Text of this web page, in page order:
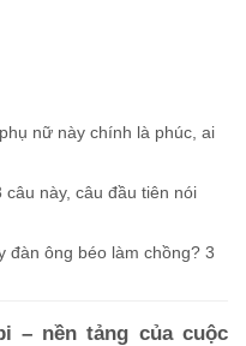
nữ này chính là phúc, ai
này, câu đầu tiên nói
đàn ông béo làm chồng? 3
– nền tảng của cuộc